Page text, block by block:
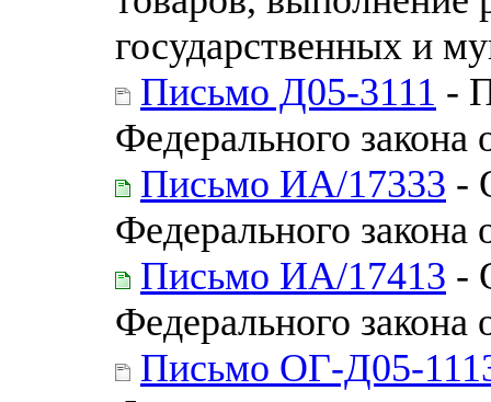
государственных и
Письмо Д05-3111 -
Федерального
Письмо ИА/17333 -
Федерального
Письмо ИА/17413 -
Федерального
Письмо ОГ-Д05-